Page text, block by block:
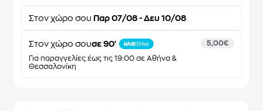
Στον χώρο σου Παρ 07/08 - Δευ 10/08
Στον χώρο σουσε 90'
Για παραγγελίες έως τις 19:00 σε Αθήνα &
Θεσσαλονίκη
5,00€